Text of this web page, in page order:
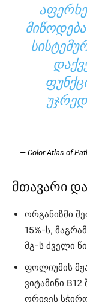
— Color Atlas of
მთავარი
ორგანიზმი
15%-ს,
მგ-ს ძველი
ფოლიუმის
ვიტამინი
ორივეს